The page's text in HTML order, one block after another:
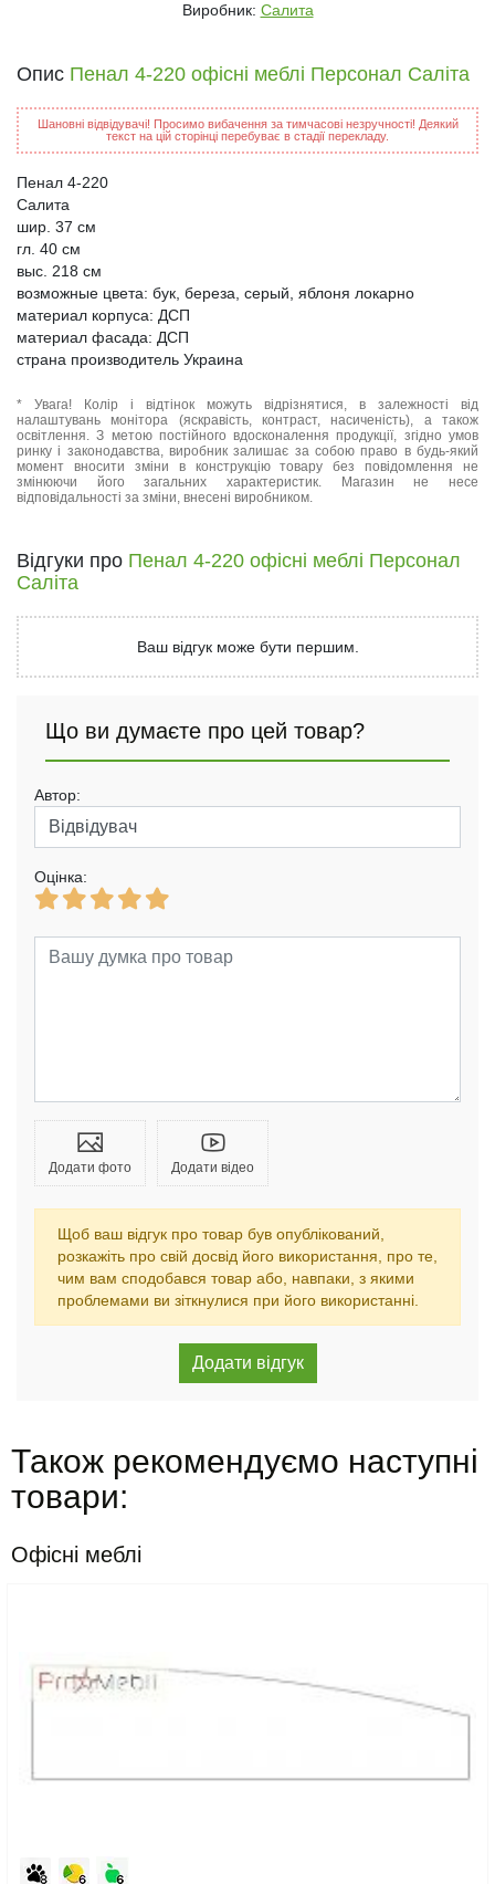
Виробник: Салита
Опис Пенал 4-220 офісні меблі Персонал Саліта
Шановні відвідувачі! Просимо вибачення за тимчасові незручності! Деякий
текст на цій сторінці перебуває в стадії перекладу.
Пенал 4-220
Салита
шир. 37 см
гл. 40 см
выс. 218 см
возможные цвета: бук, береза, серый, яблоня локарно
материал корпуса: ДСП
материал фасада: ДСП
страна производитель Украина
* Увага! Колір і відтінок можуть відрізнятися, в залежності від
налаштувань монітора (яскравість, контраст, насиченість), а також
освітлення. З метою постійного вдосконалення продукції, згідно умов
ринку і законодавства, виробник залишає за собою право в будь-який
момент вносити зміни в конструкцію товару без повідомлення не
змінюючи його загальних характеристик. Магазин не несе
відповідальності за зміни, внесені виробником.
Відгуки про Пенал 4-220 офісні меблі Персонал
Саліта
Ваш відгук може бути першим.
Що ви думаєте про цей товар?
Автор:
Оцінка:
Додати фото Додати відео
Щоб ваш відгук про товар був опублікований,
розкажіть про свій досвід його використання, про те,
чим вам сподобався товар або, навпаки, з якими
проблемами ви зіткнулися при його використанні.
Також рекомендуємо наступні
товари:
Офісні меблі